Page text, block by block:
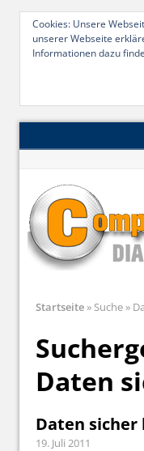
Cookies: Unsere
unserer Webseite
Informationen dazu
Startseite» Suche»
Daten
Daten sicher
19. Juli 2011